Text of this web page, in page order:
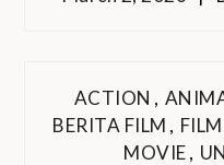
ACTION ,
BERITA FILM , FILM
MOVIE,